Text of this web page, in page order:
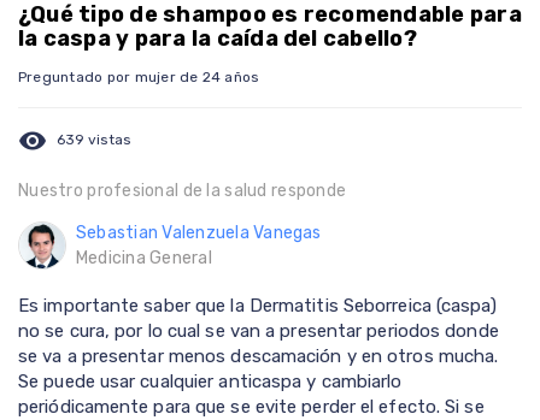
¿Qué tipo de shampoo es recomendable para
la caspa y para la caída del cabello?
Preguntado por mujer de 24 años
visibility 639 vistas
Nuestro profesional de la salud responde
Sebastian Valenzuela Vanegas
Medicina General
Es importante saber que la Dermatitis Seborreica (caspa)
no se cura, por lo cual se van a presentar periodos donde
se va a presentar menos descamación y en otros mucha.
Se puede usar cualquier anticaspa y cambiarlo
periódicamente para que se evite perder el efecto. Si se